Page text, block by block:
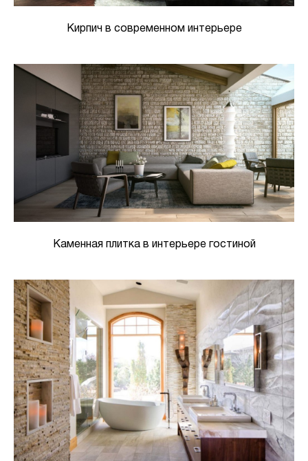
Кирпич в современном интерьере
Каменная плитка в интерьере гостиной